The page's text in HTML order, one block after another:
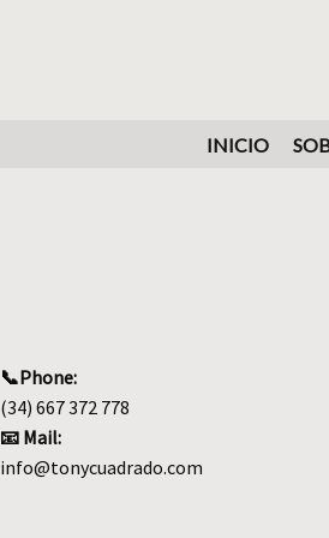
INICIO
📞Phone:
(34) 667 372 778
📧 Mail:
info@tonycuadrado.com